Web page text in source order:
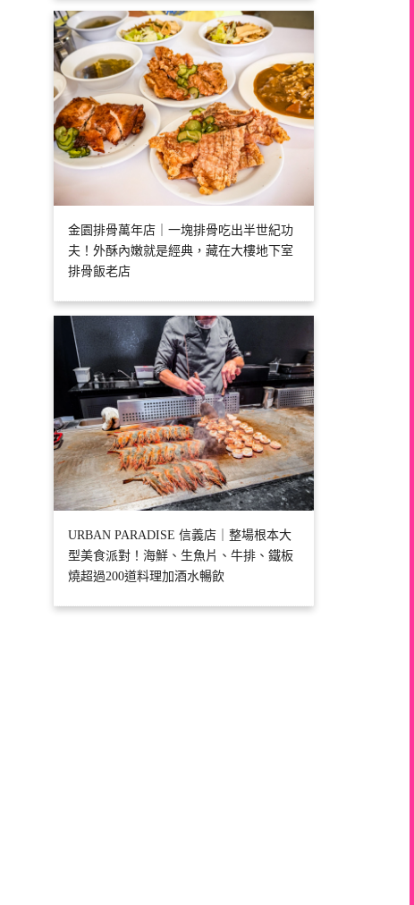
金園排骨萬年店｜一塊排骨吃出半世紀功
夫！外酥內嫩就是經典，藏在大樓地下室
排骨飯老店
URBAN PARADISE 信義店｜整場根本大
型美食派對！海鮮、生魚片、牛排、鐵板
燒超過200道料理加酒水暢飲